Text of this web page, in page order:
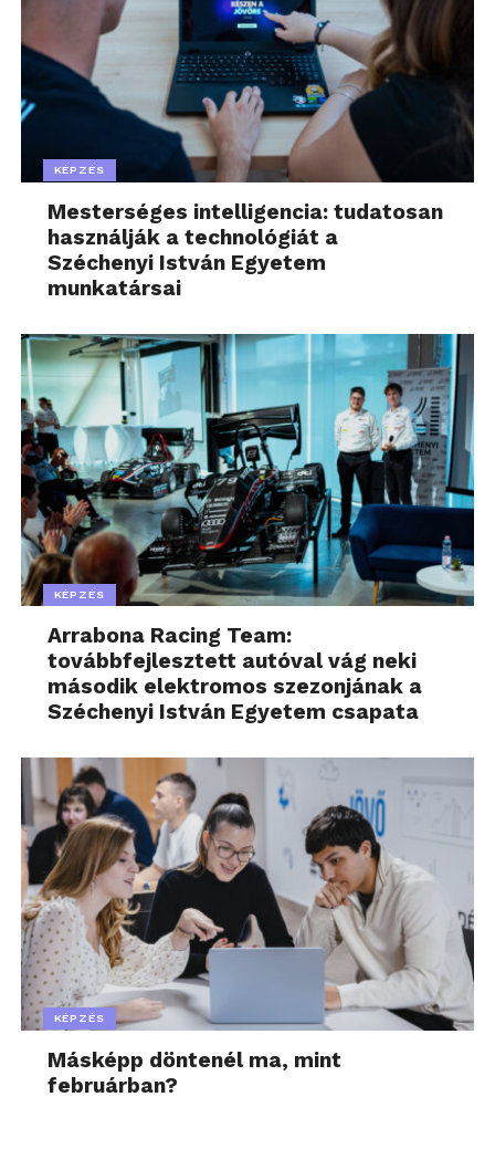
KÉPZÉS
Mesterséges intelligencia: tudatosan
használják a technológiát a
Széchenyi István Egyetem
munkatársai
KÉPZÉS
Arrabona Racing Team:
továbbfejlesztett autóval vág neki
második elektromos szezonjának a
Széchenyi István Egyetem csapata
KÉPZÉS
Másképp döntenél ma, mint
februárban?